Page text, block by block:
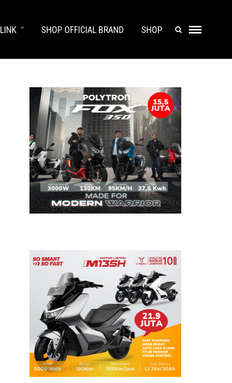
LINK SHOP OFFICIAL BRAND SHOP